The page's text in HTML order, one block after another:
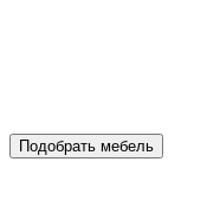
Подобрать мебель